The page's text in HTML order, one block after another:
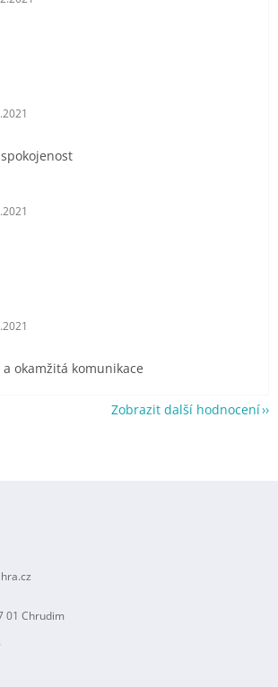
obchodu je 5 z 5 hvězdiček.
obchodu je 5 z 5 hvězdiček.
obchodu je 5 z 5 hvězdiček.
okamžitá komunikace
Zobrazit další hodnocení
01 Chrudim